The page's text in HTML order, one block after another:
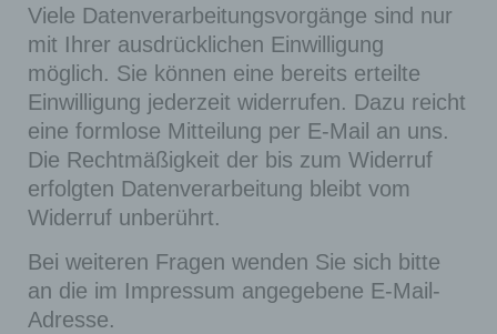
Viele Datenverarbeitungsvorgänge sind nur
mit Ihrer ausdrücklichen Einwilligung
möglich. Sie können eine bereits erteilte
Einwilligung jederzeit widerrufen. Dazu reicht
eine formlose Mitteilung per E-Mail an uns.
Die Rechtmäßigkeit der bis zum Widerruf
erfolgten Datenverarbeitung bleibt vom
Widerruf unberührt.
Bei weiteren Fragen wenden Sie sich bitte
an die im Impressum angegebene E-Mail-
Adresse.
wor
dpre
ss_l
ed_i
n_a
werde
n nur
für
den
Verwal
tungsb
ereich
von
WordP
ress
Ses
sion